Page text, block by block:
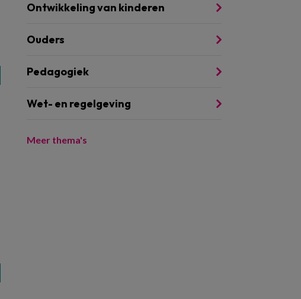
Ontwikkeling van kinderen
Ouders
Pedagogiek
Wet- en regelgeving
Meer thema's